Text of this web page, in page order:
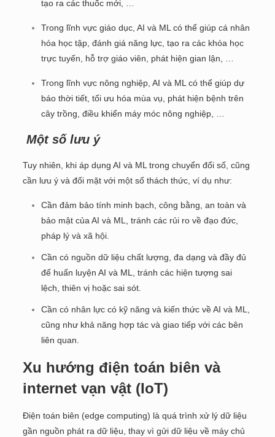
tạo ra các thuốc mới, …
Trong lĩnh vực giáo dục, AI và ML có thể giúp cá nhân
hóa học tập, đánh giá năng lực, tạo ra các khóa học
trực tuyến, hỗ trợ giáo viên, phát hiện gian lận, …
Trong lĩnh vực nông nghiệp, AI và ML có thể giúp dự
báo thời tiết, tối ưu hóa mùa vụ, phát hiện bệnh trên
cây trồng, điều khiển máy móc nông nghiệp, …
Một số lưu ý
Tuy nhiên, khi áp dụng AI và ML trong chuyển đổi số, cũng
cần lưu ý và đối mặt với một số thách thức, ví dụ như:
Cần đảm bảo tính minh bạch, công bằng, an toàn và
bảo mật của AI và ML, tránh các rủi ro về đạo đức,
pháp lý và xã hội.
Cần có nguồn dữ liệu chất lượng, đa dạng và đầy đủ
để huấn luyện AI và ML, tránh các hiện tượng sai
lệch, thiên vị hoặc sai sót.
Cần có nhân lực có kỹ năng và kiến thức về AI và ML,
cũng như khả năng hợp tác và giao tiếp với các bên
liên quan.
Xu hướng điện toán biên và
internet vạn vật (IoT)
Điện toán biên (edge computing) là quá trình xử lý dữ liệu
gần nguồn phát ra dữ liệu, thay vì gửi dữ liệu về máy chủ